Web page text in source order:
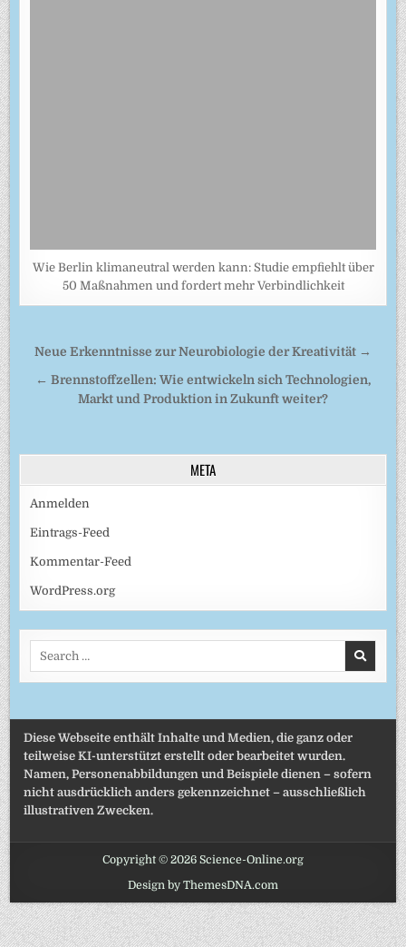
Wie Berlin klimaneutral werden kann: Studie empfiehlt über
50 Maßnahmen und fordert mehr Verbindlichkeit
Beitragsnavigation
Neue Erkenntnisse zur Neurobiologie der Kreativität →
← Brennstoffzellen: Wie entwickeln sich Technologien,
Markt und Produktion in Zukunft weiter?
META
Anmelden
Eintrags-Feed
Kommentar-Feed
WordPress.org
Diese Webseite enthält Inhalte und Medien, die ganz oder
teilweise KI-unterstützt erstellt oder bearbeitet wurden.
Namen, Personenabbildungen und Beispiele dienen – sofern
nicht ausdrücklich anders gekennzeichnet – ausschließlich
illustrativen Zwecken.
Copyright © 2026 Science-Online.org
Design by ThemesDNA.com